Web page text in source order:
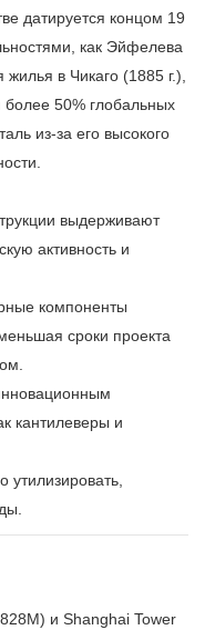
датируется концом 19
как Эйфелева
в Чикаго (1885 г.),
50% глобальных
из-за его высокого
выдерживают
активность и
компоненты
сроки проекта
кантилеверы и
утилизировать,
и Shanghai Tower